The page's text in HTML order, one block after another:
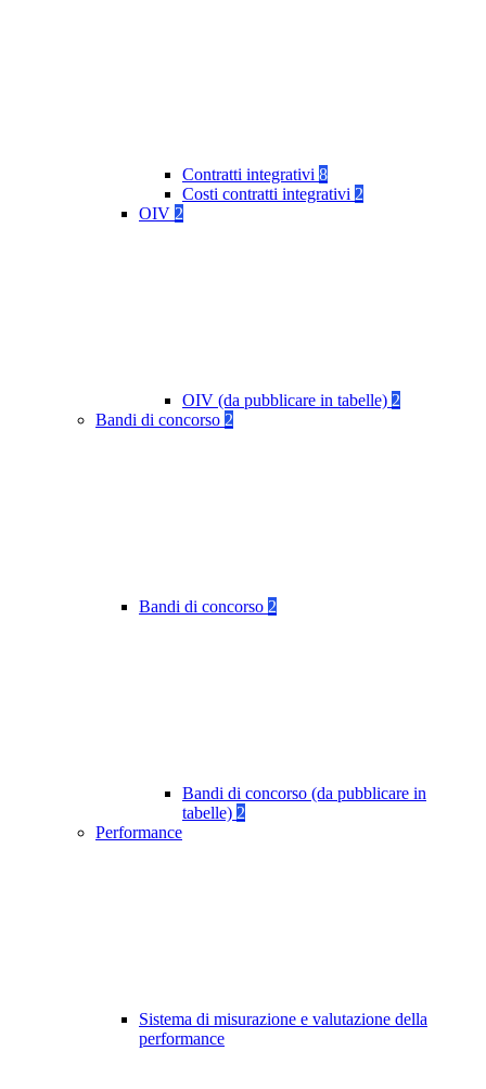
Contratti integrativi 8
Costi contratti integrativi 2
OIV 2
OIV (da pubblicare in tabelle) 2
Bandi di concorso 2
Bandi di concorso 2
Bandi di concorso (da pubblicare in
tabelle) 2
Performance
Sistema di misurazione e valutazione della
performance